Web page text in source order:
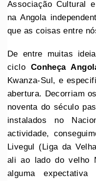
Associação Cultural
na Angola
que as coisas entre
De entre muitas
ciclo Conheça
Kwanza-Sul, e
abertura. Decorriam
noventa do século
instalados no
actividade,
Livegul (Liga da
ali ao lado do velho
alguma